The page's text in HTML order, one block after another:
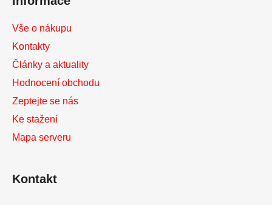
Vše o nákupu
Kontakty
Články a aktuality
Hodnocení obchodu
Zeptejte se nás
Ke stažení
Mapa serveru
Kontakt